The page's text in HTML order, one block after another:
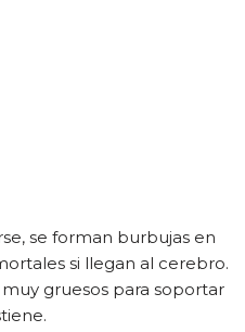
se forman burbujas en
si llegan al cerebro.
gruesos para soportar